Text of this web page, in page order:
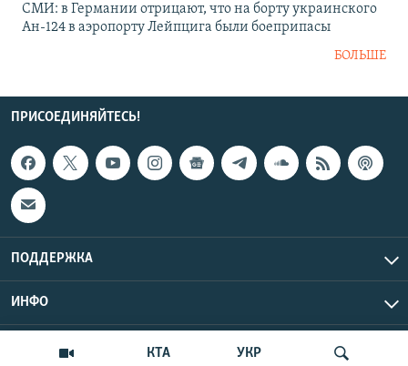
КТА УКР
СМИ: в Германии отрицают, что на борту украинского
Ан-124 в аэропорту Лейпцига были боеприпасы
БОЛЬШЕ
ПРИСОЕДИНЯЙТЕСЬ!
ПОДДЕРЖКА
ИНФО
Copyright Крым.Реалии, 2026 | Все права защищены.
UTC+3